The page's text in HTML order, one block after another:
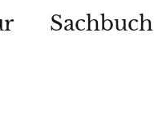
Sachbuch